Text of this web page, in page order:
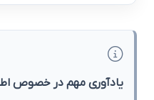
یادآوری مهم در خصوص